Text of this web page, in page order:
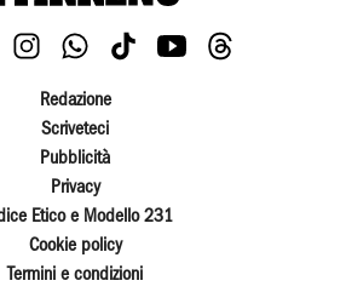
Redazione
Scriveteci
Pubblicità
Privacy
Etico e Modello 231
Cookie policy
Termini e condizioni